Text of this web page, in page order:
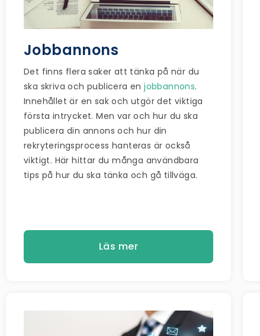
Jobbannons
Det finns flera saker att tänka på när du
ska skriva och publicera enjobbannons.
Innehållet är en sak och utgör det viktiga
första intrycket. Men var och hur du ska
publicera din annons och hur din
rekryteringsprocess hanteras är också
viktigt. Här hittar du många användbara
tips på hur du ska tänka och gå tillväga.
Läs mer